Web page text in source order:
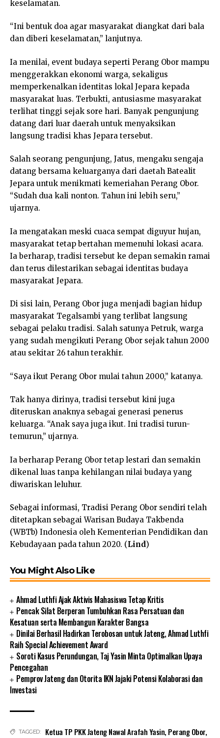
keselamatan.
“Ini bentuk doa agar masyarakat diangkat dari bala
dan diberi keselamatan,” lanjutnya.
Ia menilai, event budaya seperti Perang Obor mampu
menggerakkan ekonomi warga, sekaligus
memperkenalkan identitas lokal Jepara kepada
masyarakat luas. Terbukti, antusiasme masyarakat
terlihat tinggi sejak sore hari. Banyak pengunjung
datang dari luar daerah untuk menyaksikan
langsung tradisi khas Jepara tersebut.
Salah seorang pengunjung, Jatus, mengaku sengaja
datang bersama keluarganya dari daetah Batealit
Jepara untuk menikmati kemeriahan Perang Obor.
“Sudah dua kali nonton. Tahun ini lebih seru,”
ujarnya.
Ia mengatakan meski cuaca sempat diguyur hujan,
masyarakat tetap bertahan memenuhi lokasi acara.
Ia berharap, tradisi tersebut ke depan semakin ramai
dan terus dilestarikan sebagai identitas budaya
masyarakat Jepara.
Di sisi lain, Perang Obor juga menjadi bagian hidup
masyarakat Tegalsambi yang terlibat langsung
sebagai pelaku tradisi. Salah satunya Petruk, warga
yang sudah mengikuti Perang Obor sejak tahun 2000
atau sekitar 26 tahun terakhir.
“Saya ikut Perang Obor mulai tahun 2000,” katanya.
Tak hanya dirinya, tradisi tersebut kini juga
diteruskan anaknya sebagai generasi penerus
keluarga. “Anak saya juga ikut. Ini tradisi turun-
temurun,” ujarnya.
Ia berharap Perang Obor tetap lestari dan semakin
dikenal luas tanpa kehilangan nilai budaya yang
diwariskan leluhur.
Sebagai informasi, Tradisi Perang Obor sendiri telah
ditetapkan sebagai Warisan Budaya Takbenda
(WBTb) Indonesia oleh Kementerian Pendidikan dan
Kebudayaan pada tahun 2020. (Lind)
You Might Also Like
Ahmad Luthfi Ajak Aktivis Mahasiswa Tetap Kritis
Pencak Silat Berperan Tumbuhkan Rasa Persatuan dan
Kesatuan serta Membangun Karakter Bangsa
Dinilai Berhasil Hadirkan Terobosan untuk Jateng, Ahmad Luthfi
Raih Special Achievement Award
Soroti Kasus Perundungan, Taj Yasin Minta Optimalkan Upaya
Pencegahan
Pemprov Jateng dan Otorita IKN Jajaki Potensi Kolaborasi dan
Investasi
TAGGED: Ketua TP PKK Jateng Nawal Arafah Yasin, Perang Obor,